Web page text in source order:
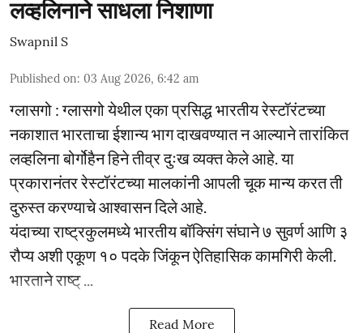
लव्हलिनाने साधला निशाणा
Swapnil S
Published on: 03 Aug 2026, 6:42 am
ग्लासगो : ग्लासगो येथील एका प्रसिद्ध भारतीय रेस्टॉरंटच्या
नकाशात भारताचा ईशान्य भाग दाखवण्यात न आल्याने तारांकित
लव्हलिना बोर्गोहैन हिने तीव्र दुःख व्यक्त केले आहे. या
प्रकारानंतर रेस्टॉरंटच्या मालकांनी आपली चूक मान्य करत ती
दुरुस्त करण्याचे आश्वासन दिले आहे.
यंदाच्या राष्ट्रकुलमध्ये भारतीय बॉक्सिंग संघाने ७ सुवर्ण आणि ३
रौप्य अशी एकूण १० पदके जिंकून ऐतिहासिक कामगिरी केली.
भारताने राष्ट् ...
Read More